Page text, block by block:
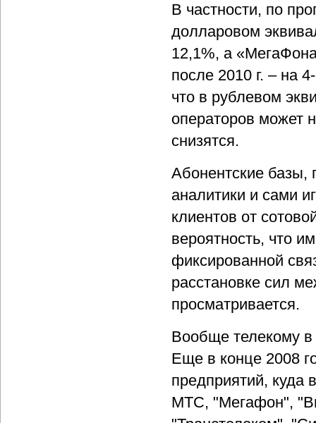
В частности, по
долларовом
12,1%, а
после 2010 г. – на
что в рублевом
операторов может
снизятся.
Абонентские базы,
аналитики и сами
клиентов от
вероятность, что
фиксированной
расстановке сил
просматривается.
Вообще телекому в
Еще в конце 2008
предприятий,
МТС, "Мегафон",